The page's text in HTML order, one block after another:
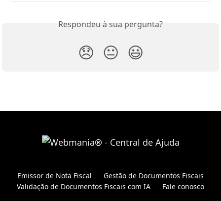
Respondeu à sua pergunta?
😞 😐 😃
Emissor de Nota Fiscal
Gestão de Documentos Fiscais
Validação de Documentos Fiscais com IA
Fale conosco